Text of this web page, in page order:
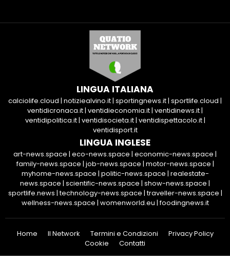
LINGUA ITALIANA
calciolife.cloud | notiziealvino.it| sportingnews.it| sportlife.cloud |
ventidicronaca.it| ventidieconomia.it| ventidinews.it|
ventidipolitica.it| ventidisocieta.it| ventidispettacolo.it|
ventidisport.it
LINGUA INGLESE
art-news.space | eco-news.space | economic-news.space |
family-news.space | job-news.space | motor-news.space |
myhome-news.space | politic-news.space | realestate-
news.space | scientific-news.space | show-news.space |
sportlife.news |technology-news.space |traveller-news.space |
wellness-news.space | womenworld.eu |foodingnews.it
Home Il Network Termini e Condizioni
Privacy Policy
Cookie
Contatti